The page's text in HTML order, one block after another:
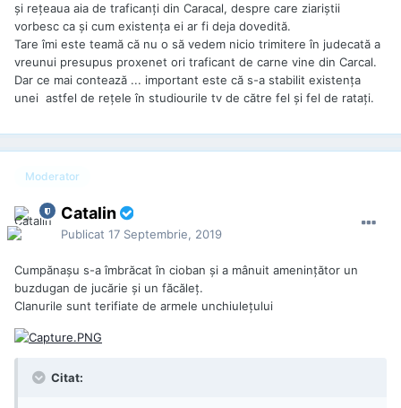
şi reţeaua aia de traficanţi din Caracal, despre care ziariştii
vorbesc ca şi cum existenţa ei ar fi deja dovedită.
Tare îmi este teamă că nu o să vedem nicio trimitere în judecată a
vreunui presupus proxenet ori traficant de carne vine din Carcal.
Dar ce mai contează ... important este că s-a stabilit existenţa
unei astfel de reţele în studiourile tv de către fel şi fel de rataţi.
Moderator
Catalin
Publicat 17 Septembrie, 2019
Cumpănaşu s-a îmbrăcat în cioban şi a mânuit ameninţător un
buzdugan de jucărie și un făcăleț.
Clanurile sunt terifiate de armele unchiulețului
Citat: